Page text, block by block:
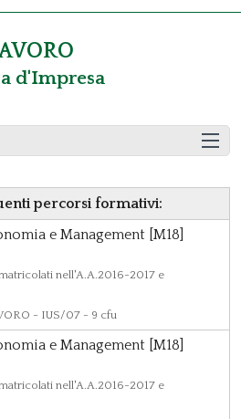
d'Impresa
percorsi formativi:
e Management [M18]
nell'A.A.2016-2017 e
- IUS/07 - 9 cfu
e Management [M18]
nell'A.A.2016-2017 e